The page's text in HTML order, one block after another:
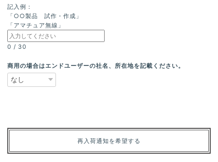
記入例：
「○○製品 試作・作成」
「アマチュア無線」
0 / 30
商用の場合はエンドユーザーの社名、所在地を記載ください。
再入荷通知を希望する